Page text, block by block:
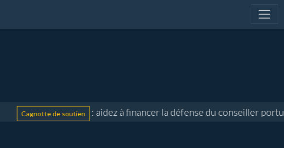
Cagnotte de soutien : aidez à financer la défense du conseiller portuaire